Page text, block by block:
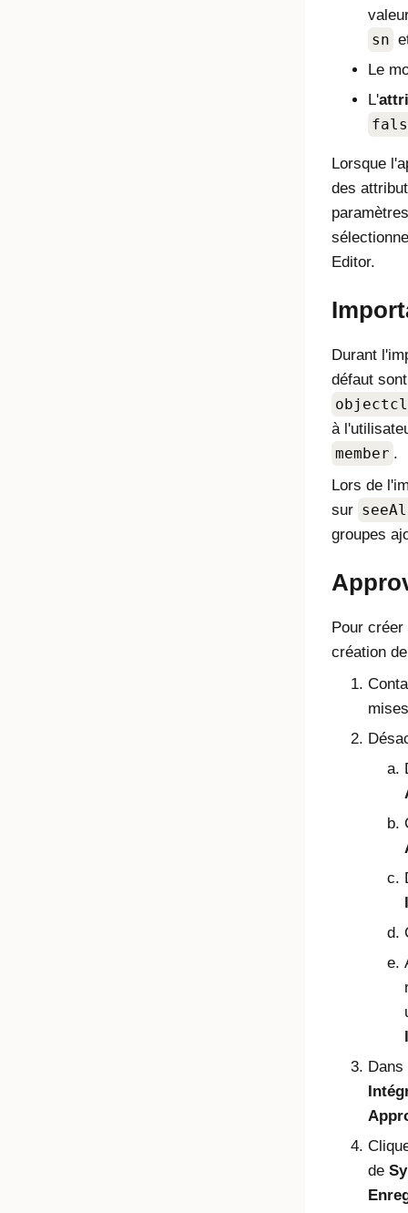
sn
Le
L'
Lorsque
des
Editor.
Durant
défaut
à
member .
Lors de
sur
groupes
Pour
création
de